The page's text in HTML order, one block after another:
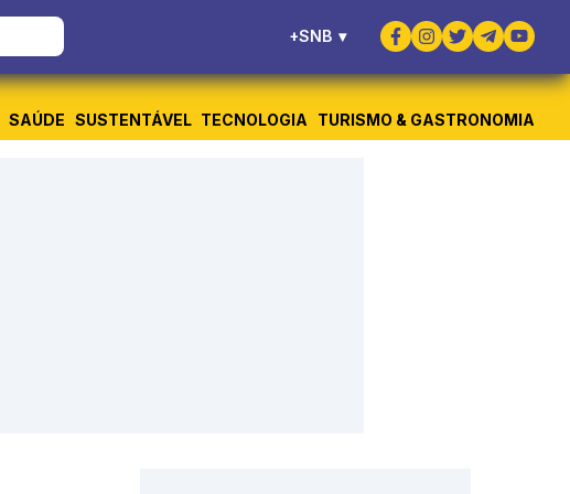
+SNB ▾
SAÚDE SUSTENTÁVEL TECNOLOGIA TURISMO & GASTRONOMIA